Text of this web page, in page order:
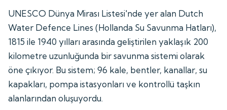
UNESCO Dünya Mirası Listesi'nde yer alan Dutch
Water Defence Lines (Hollanda Su Savunma Hatları),
1815 ile 1940 yılları arasında geliştirilen yaklaşık 200
kilometre uzunluğunda bir savunma sistemi olarak
öne çıkıyor. Bu sistem; 96 kale, bentler, kanallar, su
kapakları, pompa istasyonları ve kontrollü taşkın
alanlarından oluşuyordu.